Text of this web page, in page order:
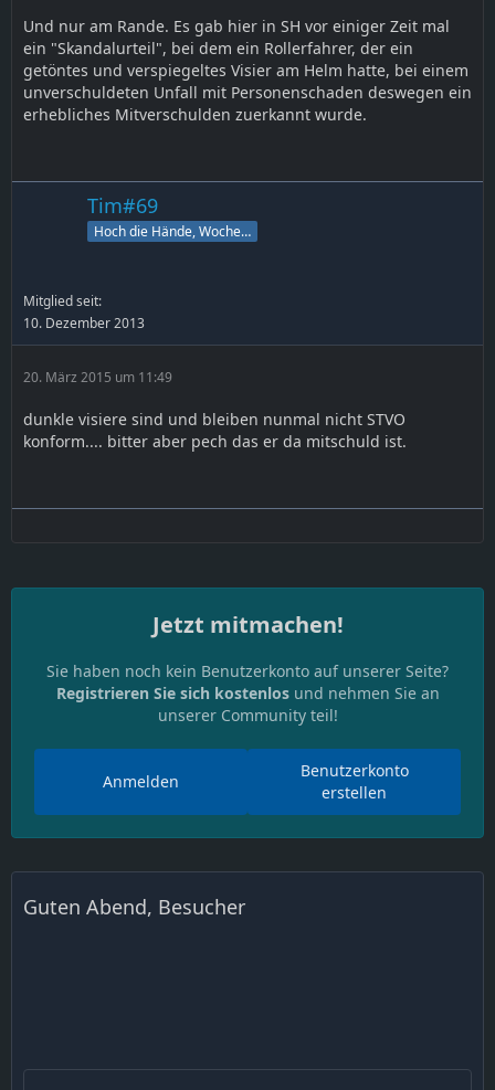
Und nur am Rande. Es gab hier in SH vor einiger Zeit mal
ein "Skandalurteil", bei dem ein Rollerfahrer, der ein
getöntes und verspiegeltes Visier am Helm hatte, bei einem
unverschuldeten Unfall mit Personenschaden deswegen ein
erhebliches Mitverschulden zuerkannt wurde.
Tim#69
Hoch die Hände, Wochenende!
Mitglied seit:
10. Dezember 2013
20. März 2015 um 11:49
dunkle visiere sind und bleiben nunmal nicht STVO
konform.... bitter aber pech das er da mitschuld ist.
Jetzt mitmachen!
Sie haben noch kein Benutzerkonto auf unserer Seite?
Registrieren Sie sich kostenlosund nehmen Sie an
unserer Community teil!
Benutzerkonto
erstellen
Anmelden
Guten Abend, Besucher